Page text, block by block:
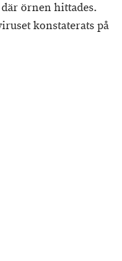
örnen hittades.
konstaterats på